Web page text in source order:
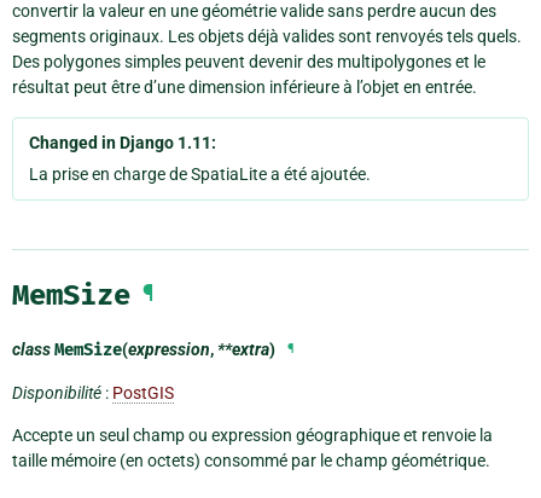
convertir la valeur en une géométrie valide sans perdre aucun des
segments originaux. Les objets déjà valides sont renvoyés tels quels.
Des polygones simples peuvent devenir des multipolygones et le
résultat peut être d’une dimension inférieure à l’objet en entrée.
Changed in Django 1.11:
La prise en charge de SpatiaLite a été ajoutée.
MemSize ¶
classMemSize(expression,**extra) ¶
Disponibilité : PostGIS
Accepte un seul champ ou expression géographique et renvoie la
taille mémoire (en octets) consommé par le champ géométrique.